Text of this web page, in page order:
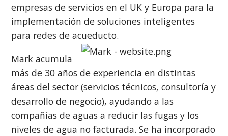
empresas de servicios en el UK y Europa para la
implementación de soluciones inteligentes
para redes de acueducto.
Mark acumula
más de 30 años de experiencia en distintas
áreas del sector (servicios técnicos, consultoría y
desarrollo de negocio), ayudando a las
compañías de aguas a reducir las fugas y los
niveles de agua no facturada. Se ha incorporado